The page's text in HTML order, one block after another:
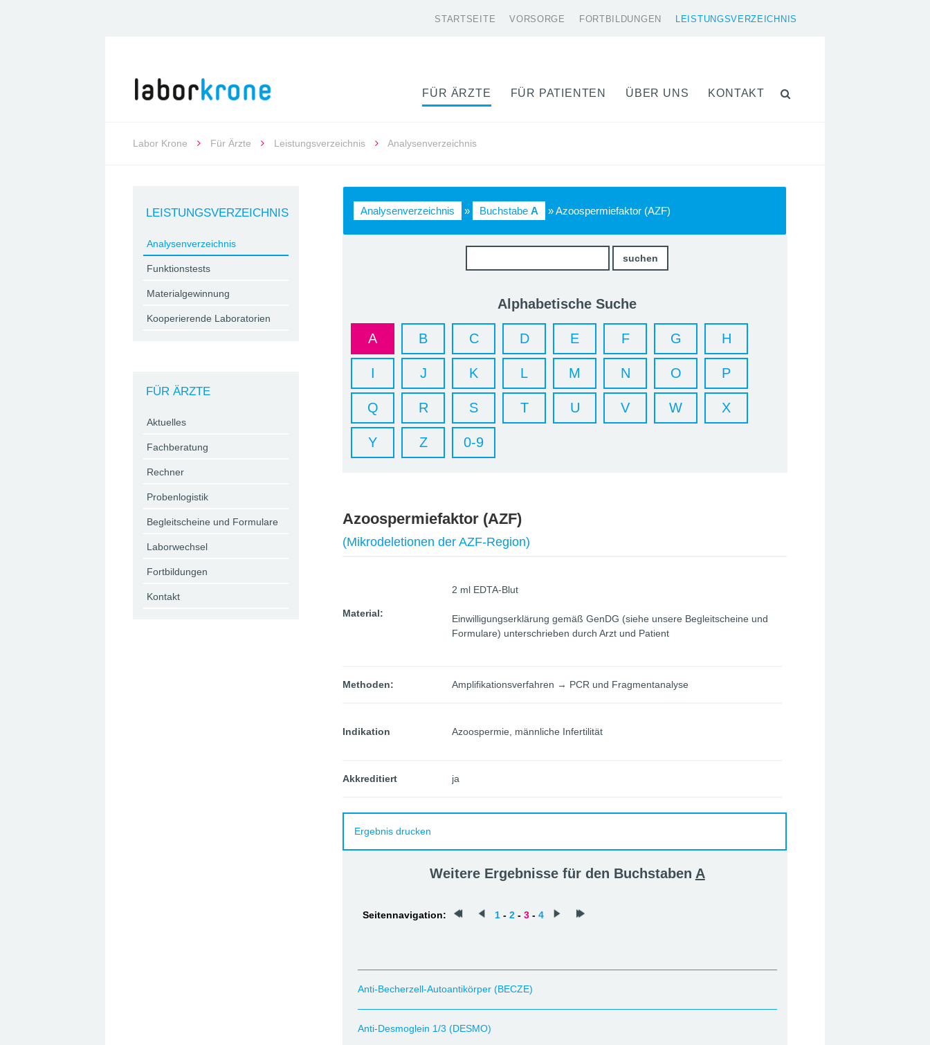
STARTSEITE VORSORGE FORTBILDUNGEN LEISTUNGSVERZEICHNIS
FÜR ÄRZTE FÜR PATIENTEN ÜBER UNS KONTAKT
Labor Krone Für Ärzte Leistungsverzeichnis Analysenverzeichnis
Analysenverzeichnis » Buchstabe A » Azoospermiefaktor (AZF)
Alphabetische Suche
A B C D E F G H
I J K L M N O P
Q R S T U V W X
Y Z 0-9
Azoospermiefaktor (AZF)
(Mikrodeletionen der AZF-Region)
Material:
2 ml EDTA-Blut
Einwilligungserklärung gemäß GenDG (siehe unsere Begleitscheine und
Formulare) unterschrieben durch Arzt und Patient
Methoden: Amplifikationsverfahren → PCR und Fragmentanalyse
Indikation Azoospermie, männliche Infertilität
Akkreditiert ja
Ergebnis drucken
Weitere Ergebnisse für den Buchstaben A
Seitennavigation: 1 - 2 - 3 - 4
Anti-Becherzell-Autoantikörper (BECZE)
Anti-Desmoglein 1/3 (DESMO)
LEISTUNGSVERZEICHNIS
Analysenverzeichnis
Funktionstests
Materialgewinnung
Kooperierende Laboratorien
FÜR ÄRZTE
Aktuelles
Fachberatung
Rechner
Probenlogistik
Begleitscheine und Formulare
Laborwechsel
Fortbildungen
Kontakt